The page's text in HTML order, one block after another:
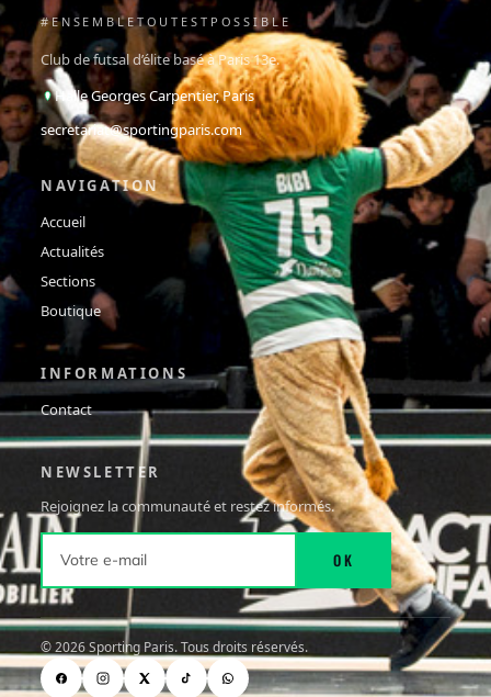
#ENSEMBLETOUTESTPOSSIBLE
Club de futsal d’élite basé à Paris 13e.
Halle Georges Carpentier, Paris
secretariat@sportingparis.com
NAVIGATION
Accueil
Actualités
Sections
Boutique
INFORMATIONS
Contact
NEWSLETTER
Rejoignez la communauté et restez informés.
OK
©2026Sporting Paris. Tous droits réservés.